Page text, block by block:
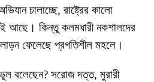
চালাচ্ছে, রাষ্ট্রের কালো
আছে। কিন্তু কলমধারী নকশালদের
ফেলেছে প্রগতিশীল মহলে।
বলেছেন? সরোজ দত্ত, মুরারী